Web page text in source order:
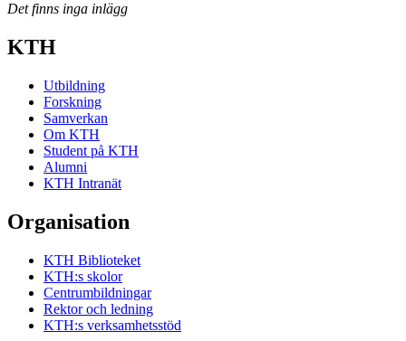
Det finns inga inlägg
KTH
Utbildning
Forskning
Samverkan
Om KTH
Student på KTH
Alumni
KTH Intranät
Organisation
KTH Biblioteket
KTH:s skolor
Centrumbildningar
Rektor och ledning
KTH:s verksamhetsstöd